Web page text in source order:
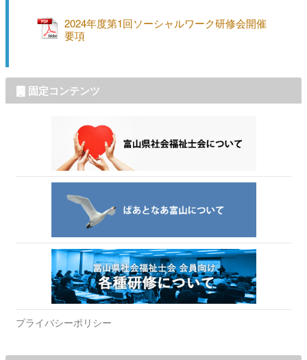
2024年度第1回ソーシャルワーク研修会開催
要項
固定コンテンツ
プライバシーポリシー